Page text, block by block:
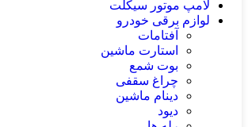
لامپ موتور سیکلت
لوازم برقی خودرو
آفتامات
استارت ماشین
بوت شمع
چراغ سقفی
دینام ماشین
دیود